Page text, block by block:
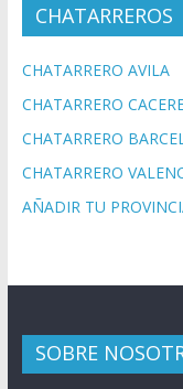
CHATARREROS
CHATARRERO AVILA
CHATARRERO
CHATARRERO
CHATARRERO
AÑADIR TU
SOBRE